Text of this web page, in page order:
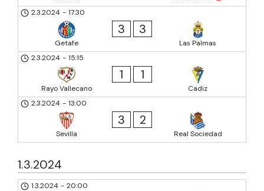
2.3.2024 - 17:30
Getafe
3 3
Las Palmas
2.3.2024 - 15:15
Rayo Vallecano
1 1
Cadiz
2.3.2024 - 13:00
Sevilla
3 2
Real Sociedad
1.3.2024
1.3.2024 - 20:00